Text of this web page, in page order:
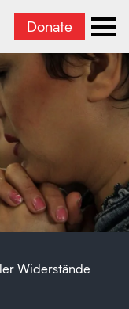
Donate
Widerstände